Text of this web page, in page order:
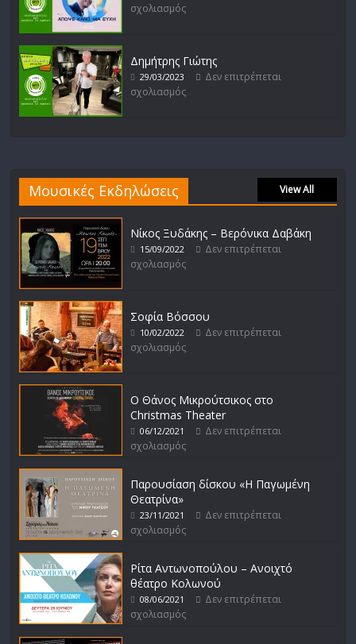
σχολιασμός
Δημήτρης Γιώτης
29/03/2023
Δεν επιτρέπεται
σχολιασμός
Μουσικές Εκδηλώσεις View All
Νίκος Ξυδάκης – Βερόνικα Δαβάκη
15/09/2022
Δεν επιτρέπεται
σχολιασμός
Σοφία Βόσσου
10/02/2022
Δεν επιτρέπεται
σχολιασμός
Ο Θάνος Μικρούτσικος στο
Christmas Theater
06/12/2021
Δεν επιτρέπεται
σχολιασμός
Παρουσίαση δίσκου «Η Παγωμένη
Θεατρίνα»
23/11/2021
Δεν επιτρέπεται
σχολιασμός
Ρίτα Αντωνοπούλου – Ανοιχτό
θέατρο Κολωνού
08/06/2021
Δεν επιτρέπεται
σχολιασμός